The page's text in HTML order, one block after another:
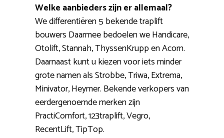
Welke aanbieders zijn er allemaal?
We differentiëren 5 bekende traplift
bouwers Daarmee bedoelen we Handicare,
Otolift, Stannah, ThyssenKrupp en Acorn.
Daarnaast kunt u kiezen voor iets minder
grote namen als Strobbe, Triwa, Extrema,
Minivator, Heymer. Bekende verkopers van
eerdergenoemde merken zijn
PractiComfort, 123traplift, Vegro,
RecentLift, TipTop.